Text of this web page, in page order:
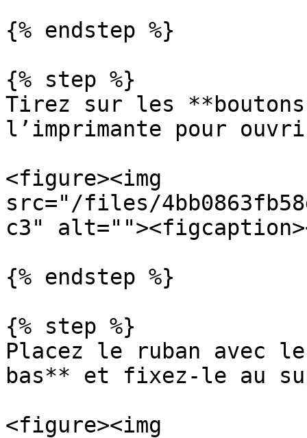
{% endstep %}
{% step %}
Tirez sur les
l’imprimante pour
<figure><img
src="/files/
c3"
{% endstep %}
{% step %}
Placez le ruban avec
bas** et fixez-le au
<figure><img